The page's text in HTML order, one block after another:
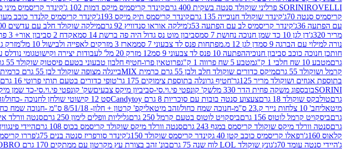
SORINIROVELLI פרליני שוקולד סנטה בשקית 400 גרם קינדר קריסמיס מיקס דמות 102 ג' קינדר קריסמיס מיני
קריסמיס סנטה 70ג'
קינדר שוקולד חנוכייה 135 גרם קינדר קריסמס תיק מיקס 193ג' קינדר קריסמיס קלנדר כוכב מעורב
עם הפתעה 36ג'
קינדר קריסמיס לב עם הפתעה 53ג' מילקה אוראו סנדוויץ 92 גרם מילקה שוקולד חלב עם עדשים 100 גרם
מריר 320ג'
דן לגן 10 כד שמן חנוכה נחושת 7 סמ סביבון מוט נס גדול היה פה ברשת 14 סמ אקדח 2 סביבון אור+ 3 פרופלור בלוח 33X16 סמ
נורה למילוי עם הברגה 9 סמ
דן לגן 12 מ.מפתחות פנס לד צבעוני 7 סמ מארז 3 מזרקים לאפייה ולבישול 10 מל' מזרק
חותכן חנוכה כוכב סביבון חנוכיההפתעה 10 פנס לד צבעוני 9 סמ 12 מזרק 20 מל' לעבודות יצירה וקישוט גומי נודלס
גרםמטבע 10 שח חלבי 1 ק"ג מטבע 5 שח פרווה 1 ק"ג פרוטאין פרו-חטיף חלבון טבעוני בטעם פיסטוק שוקולד 55 גרם
קרמל ושוקולד 55 גרם
מיקס כדורים שוקולד חלב ולבן 55 גרם כרמית MIX בייגלה מצופה שוקולד לבן 55 גרם כרמית MIX
בתוספת אגוזים ושוקולד מריר 125גר'
חטיף גרונלה בתוספת צימוקים 175 גר' טופי כדורים בטעם תותי פרוטי 16 גרם
SORINIבובספוג משקה פחית הדר 330 מל שק' קונפטי פי.וי.סי-סביביון מיקס צבעיםשק' קונפטי פי.וי.סי-כד שמן
גרםטולבקס שוקולד 18 גרם צעצוע סנטה בובות עם סוכריות 8 גרם Candytoy סט 12 קישוטי שולחן לחנוכה -כחול/זהב מיטאלי
מיטאליחב' 10 צלחות נייר ק.23 ס"מ-חנוכה שמח כחול/זהב מיטאלי קפ' קרטון + חלון- 8/51/18 ס"מ -חנוכה שמח כחול/זהב מיטאלי
גרםביסקויט קרמל לוטוס 156 גרם ביסקויט לוטוס בטעם קרמל 250 גרם גליליות וופלים לימון 250 גרם סנטה וורלד איש
גרםסנטה וורלד מיקס שוקולד קריסמס במגף 243 גרם סנטה וורלד מיקס שוקולד קריסמס בכוס 108 גרם היידי פינגווין 70ג'
קלאוס 160ג'
רפאלו קריסמיס כוכב קטן 40 ג קינדר קריסמס שוקולד 150ג' קינדר סורפריז סנטה בנים 75ג' פררו קריסמס
ג'היידי סנטה עומד 70ג' גונץ שוקולד LOL לוח שנה 75 גרם בונ' זהב בצורת עץ מקרטון עם ממתקים 170 גרם VOBRO